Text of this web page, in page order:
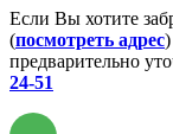
Если Вы хотите
(посмотреть адрес
предварительно
24-51